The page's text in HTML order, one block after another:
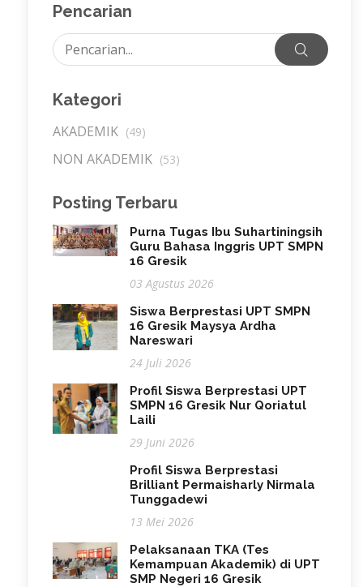
Pencarian
Kategori
AKADEMIK (49)
NON AKADEMIK (53)
Posting Terbaru
Purna Tugas Ibu Suhartiningsih
Guru Bahasa Inggris UPT SMPN
16 Gresik
03 Agustus 2026
Siswa Berprestasi UPT SMPN
16 Gresik Maysya Ardha
Nareswari
24 Juli 2026
Profil Siswa Berprestasi UPT
SMPN 16 Gresik Nur Qoriatul
Laili
29 Juni 2026
Profil Siswa Berprestasi
Brilliant Permaisharly Nirmala
Tunggadewi
13 Mei 2026
Pelaksanaan TKA (Tes
Kemampuan Akademik) di UPT
SMP Negeri 16 Gresik